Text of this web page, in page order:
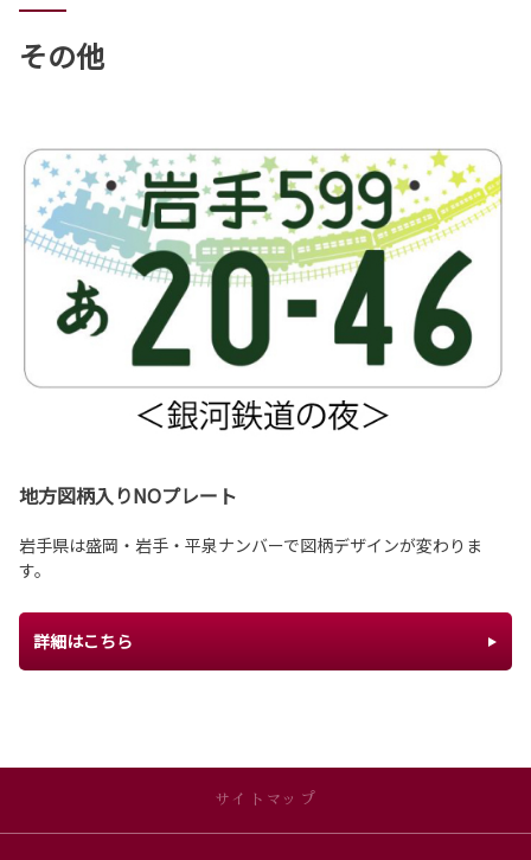
その他
地方図柄入りNOプレート
岩手県は盛岡・岩手・平泉ナンバーで図柄デザインが変わりま
す。
詳細はこちら
サイトマップ